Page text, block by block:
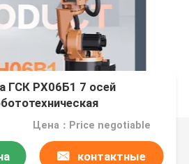
ГСК РХ06Б1 7 осей
Цена：Price negotiable
контактные